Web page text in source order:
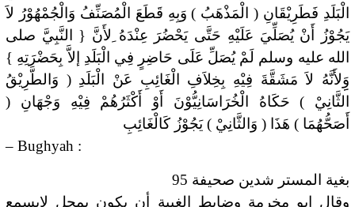
الْبَلَدِ فَطَرِيْقَانِ ( الْمَذْهَبُ ) وَبِهِ قَطَعَ الْمُصَنِّفُ وَالْجُمْهُوْرُ لاَ
يَجُوْزُ أَنْ يُصَلِّيَ عَلَيْهِ حَتَّى يَحْضُرَ عِنْدَهُ ِلأَنَّ { النَّبِيَّ صلى
الله عليه وسلم لَمْ يُصَلِّ عَلَى حَاضِرٍ فِي الْبَلَدِ إلاَّ بِحَضْرَتِهِ }
وَِِلأَنَّهُ لاَ مَشَقَّةَ فِيْهِ بِخِلاَفِ الْغَائِبِ عَنْ الْبَلَدِ ( وَالطَّرِيْقُ
الثَّانِيْ ) حَكَاهُ الْخُرَاسَانِيُّوْنَ أَوْ أَكْثَرُهُمْ فِيْهِ وَجْهَانِ (
أَصَحُّهُمَا ) هَذَا ( وَالثَّانِيْ ) يَجُوْزُ كَالْغَائِبِ
– Bughyah :
ﺑﻐﻴﺔ ﺍﻟﻤﺴﺘﺮ ﺷﺪﻳﻦ ﺻﺤﻴﻔﺔ 95
ﻭﻗﺎﻝ ﺍﺑﻮ ﻣﺨﺮﻣﺔ ﻭﺿﺎﺑﻂ ﺍﻟﻐﻴﺒﺔ ﺃﻥ ﻳﻜﻮﻥ ﺑﻤﺤﻞ ﻻﻳﺴﻤﻊ